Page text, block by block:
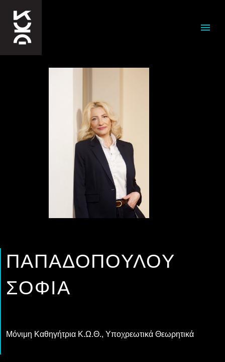
ΠΑΠΑΔΟΠΟΎΛΟΥ
ΣΟΦΊΑ
Μόνιμη Καθηγήτρια Κ.Ω.Θ., Υποχρεωτικά Θεωρητικά